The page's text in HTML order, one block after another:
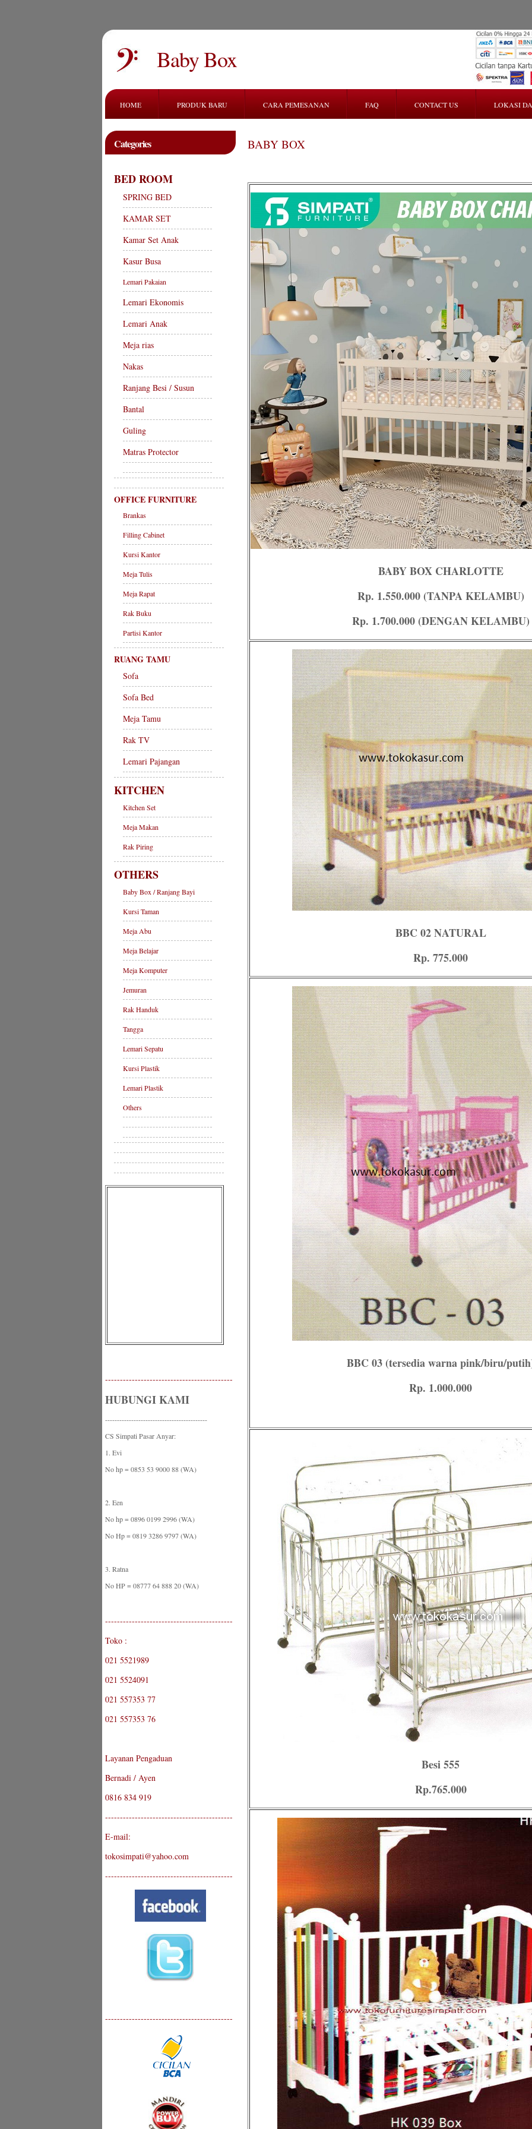
Baby Box
HOME PRODUK BARU CARA PEMESANAN FAQ CONTACT US LOKASI
Categories
BED ROOM
SPRING BED
KAMAR SET
Kamar Set Anak
Kasur Busa
Lemari Pakaian
Lemari Ekonomis
Lemari Anak
Meja rias
Nakas
Ranjang Besi / Susun
Bantal
Guling
Matras Protector
OFFICE FURNITURE
Brankas
Filling Cabinet
Kursi Kantor
Meja Tulis
Meja Rapat
Rak Buku
Partisi Kantor
RUANG TAMU
Sofa
Sofa Bed
Meja Tamu
Rak TV
Lemari Pajangan
KITCHEN
Kitchen Set
Meja Makan
Rak Piring
OTHERS
Baby Box / Ranjang Bayi
Kursi Taman
Meja Abu
Meja Belajar
Meja Komputer
Jemuran
Rak Handuk
Tangga
Lemari Sepatu
Kursi Plastik
Lemari Plastik
Others
-------------------------------------------
HUBUNGI KAMI
-------------------------------------------
CS Simpati Pasar Anyar:
1. Evi
No hp = 0853 53 9000 88 (WA)
2. Een
No hp = 0896 0199 2996 (WA)
No Hp = 0819 3286 9797 (WA)
3. Ratna
No HP = 08777 64 888 20 (WA)
-------------------------------------------
Toko :
021 5521989
021 5524091
021 557353 77
021 557353 76
Layanan Pengaduan
Bernadi / Ayen
0816 834 919
-------------------------------------------
E-mail:
tokosimpati@yahoo.com
-------------------------------------------
-------------------------------------------
BABY BOX
BABY BOX CHARLOTTE
Rp. 1.550.000 (TANPA KELAMBU)
Rp. 1.700.000 (DENGAN KELAMBU)
BBC 02 NATURAL
Rp. 775.000
BBC 03 (tersedia warna pink/biru/
Rp. 1.000.000
Besi 555
Rp.765.000